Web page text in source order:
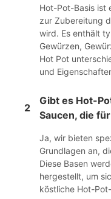
Hot-Pot-Basis ist
zur Zubereitung
wird. Es enthält
Gewürzen,
Hot Pot
und
2
Gibt es Hot-
Saucen, die
Ja, wir bieten
Grundlagen an,
Diese Basen
hergestellt, um
köstliche Hot-